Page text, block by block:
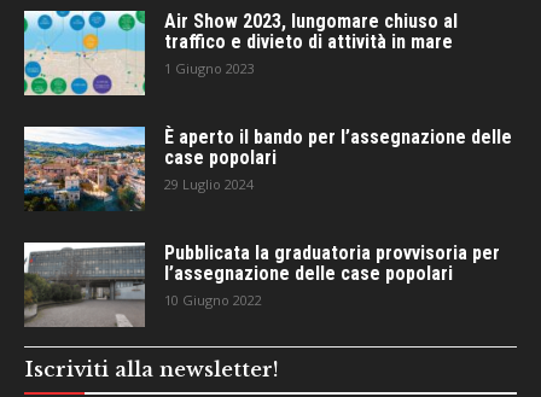
Air Show 2023, lungomare chiuso al
traffico e divieto di attività in mare
1 Giugno 2023
È aperto il bando per l’assegnazione delle
case popolari
29 Luglio 2024
Pubblicata la graduatoria provvisoria per
l’assegnazione delle case popolari
10 Giugno 2022
Iscriviti alla newsletter!